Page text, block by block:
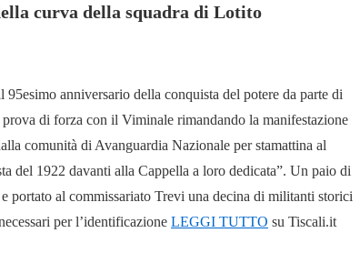
curva della squadra di Lotito
anniversario della conquista del potere da parte di
di forza con il Viminale rimandando la manifestazione
comunità di Avanguardia Nazionale per stamattina al
del 1922 davanti alla Cappella a loro dedicata”. Un paio di
portato al commissariato Trevi una decina di militanti storici
per l’identificazione LEGGI TUTTO su Tiscali.it